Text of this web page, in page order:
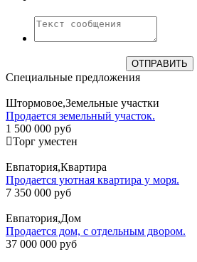
Специальные предложения
Штормовое,Земельные участки
Продается земельный участок.
1 500 000 руб
Торг уместен
Евпатория,Квартира
Продается уютная квартира у моря.
7 350 000 руб
Евпатория,Дом
Продается дом, с отдельным двором.
37 000 000 руб